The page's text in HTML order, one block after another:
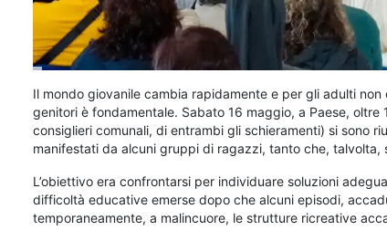
Il mondo giovanile cambia rapidamente e per gli adulti
genitori è fondamentale. Sabato 16 maggio, a Paese,
consiglieri comunali, di entrambi gli schieramenti) si sono
manifestati da alcuni gruppi di ragazzi, tanto che,
L’obiettivo era confrontarsi per individuare soluzioni
difficoltà educative emerse dopo che alcuni episodi,
temporaneamente, a malincuore, le strutture ricreative